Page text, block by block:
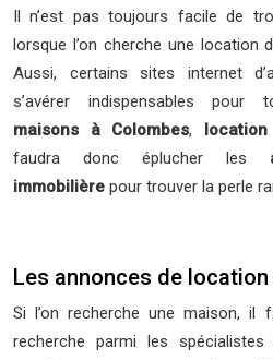
Il n’est pas toujours facile de
lorsque l’on cherche une location
Aussi, certains sites internet
s’avérer indispensables pour
maisons à Colombes,
faudra donc éplucher les
immobilière pour trouver la perle
Les annonces de
Si l’on recherche une maison,
recherche parmi les